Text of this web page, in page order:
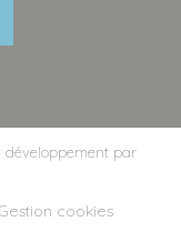
développement par
cookies